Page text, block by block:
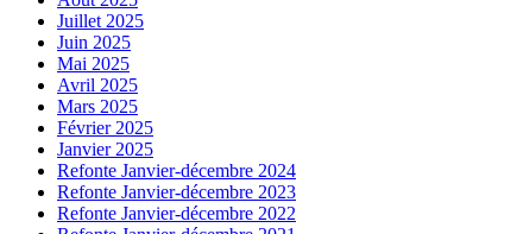
Juillet 2025
Juin 2025
Mai 2025
Avril 2025
Mars 2025
Février 2025
Janvier 2025
Refonte Janvier-décembre 2024
Refonte Janvier-décembre 2023
Refonte Janvier-décembre 2022